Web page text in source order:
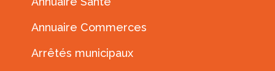
Annuaire Commerces
Arrêtés municipaux